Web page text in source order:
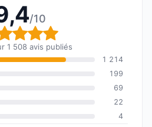
/10
globale : 9,4 sur
1 508 avis publiés
1 214
199
69
22
4